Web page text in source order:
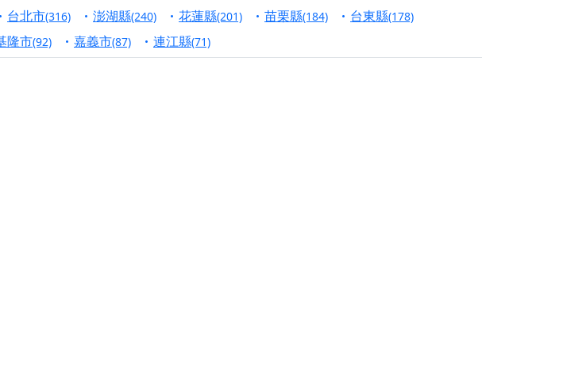
法會不只是超薦與普渡，更是一份對祖先的感恩、對親人的思念，也是為家人祈
誠禮寶懺，一分懺悔植福田，誠邀十方善信大德共同參與。
迎十方善信大德隨喜贊普，為祖先親眷祈求安息，也為自身與家人累積福德、種
省時省力又積福！「玉皇大帝 大天尊」 親自坐鎮主法！幫你累積的功德福報自然
請十方善信大德，一同回到北投土地公埔，祈願闔家平安、地方祥和、福運綿長。
十方善信大德蒞臨參香祝壽，同沐母娘慈光，共祈平安吉祥
是讓我們用善念與功德，迴向冥陽兩利、闔家平安的殊勝因緣。
，普施眾生・慎終追遠・廣植福田
邀請大小朋友一起留下珍貴的家庭回憶
，一份心意；一句感謝，一生難忘。
吉祥月不只有普渡祈福，也有一份感謝守護的虔誠心意
摯邀請十方善信大德攜家帶眷前來參香，共同向七娘媽祝壽祈福
台北市(316) 澎湖縣(240) 花蓮縣(201) 苗栗縣(184) 台東縣(178)
隆市(92) 嘉義市(87) 連江縣(71)